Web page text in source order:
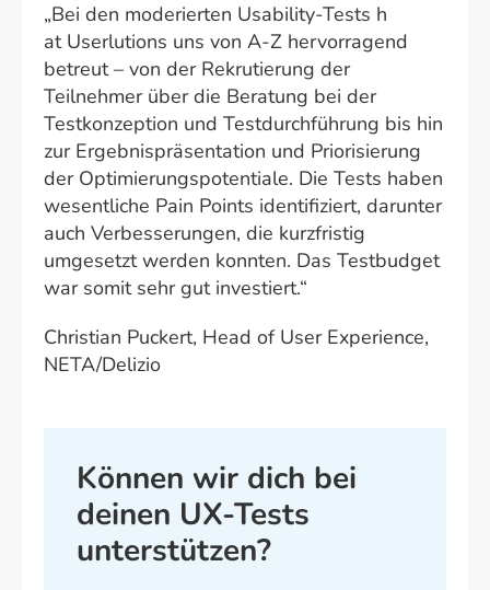
„Bei den moderierten Usability-Tests h
at Userlutions uns von A-Z hervorragend
betreut – von der Rekrutierung der
Teilnehmer über die Beratung bei der
Testkonzeption und Testdurchführung bis hin
zur Ergebnispräsentation und Priorisierung
der Optimierungspotentiale. Die Tests haben
wesentliche Pain Points identifiziert, darunter
auch Verbesserungen, die kurzfristig
umgesetzt werden konnten. Das Testbudget
war somit sehr gut investiert.“
Christian Puckert, Head of User Experience,
NETA/Delizio
Können wir dich bei
deinen UX-Tests
unterstützen?